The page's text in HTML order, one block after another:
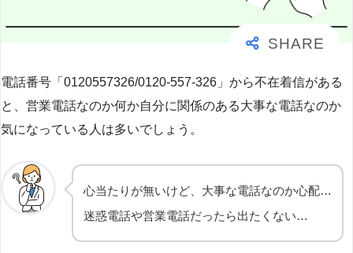
電話番号「0120557326/0120-557-326」から不在着信がある
と、営業電話なのか何か自分に関係のある大事な電話なのか
気になっている人は多いでしょう。
心当たりが無いけど、大事な電話なのか心配…
迷惑電話や営業電話だったら出たくない…